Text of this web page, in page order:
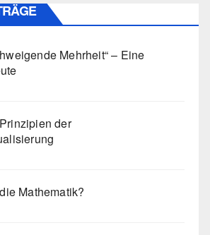
Mehrheit“ – Eine
der
Mathematik?